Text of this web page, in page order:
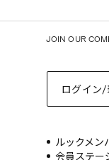
JOIN OUR
ログイン
ルックメン
会員ステー